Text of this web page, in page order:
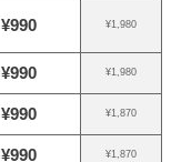
¥990 ¥1,980
¥990 ¥1,980
¥990 ¥1,870
¥990 ¥1,870